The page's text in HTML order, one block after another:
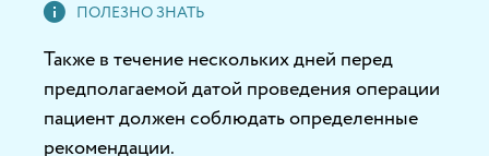
Также в течение нескольких дней перед
предполагаемой датой проведения операции
пациент должен соблюдать определенные
рекомендации.